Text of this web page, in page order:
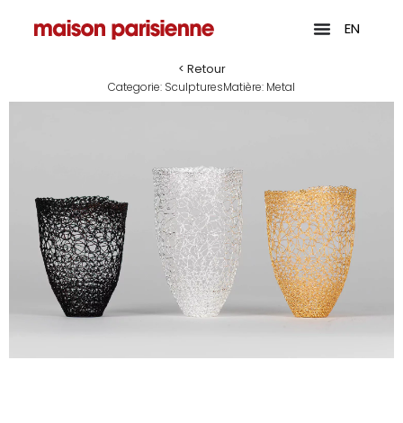
EN
< Retour
Categorie: SculpturesMatière: Metal